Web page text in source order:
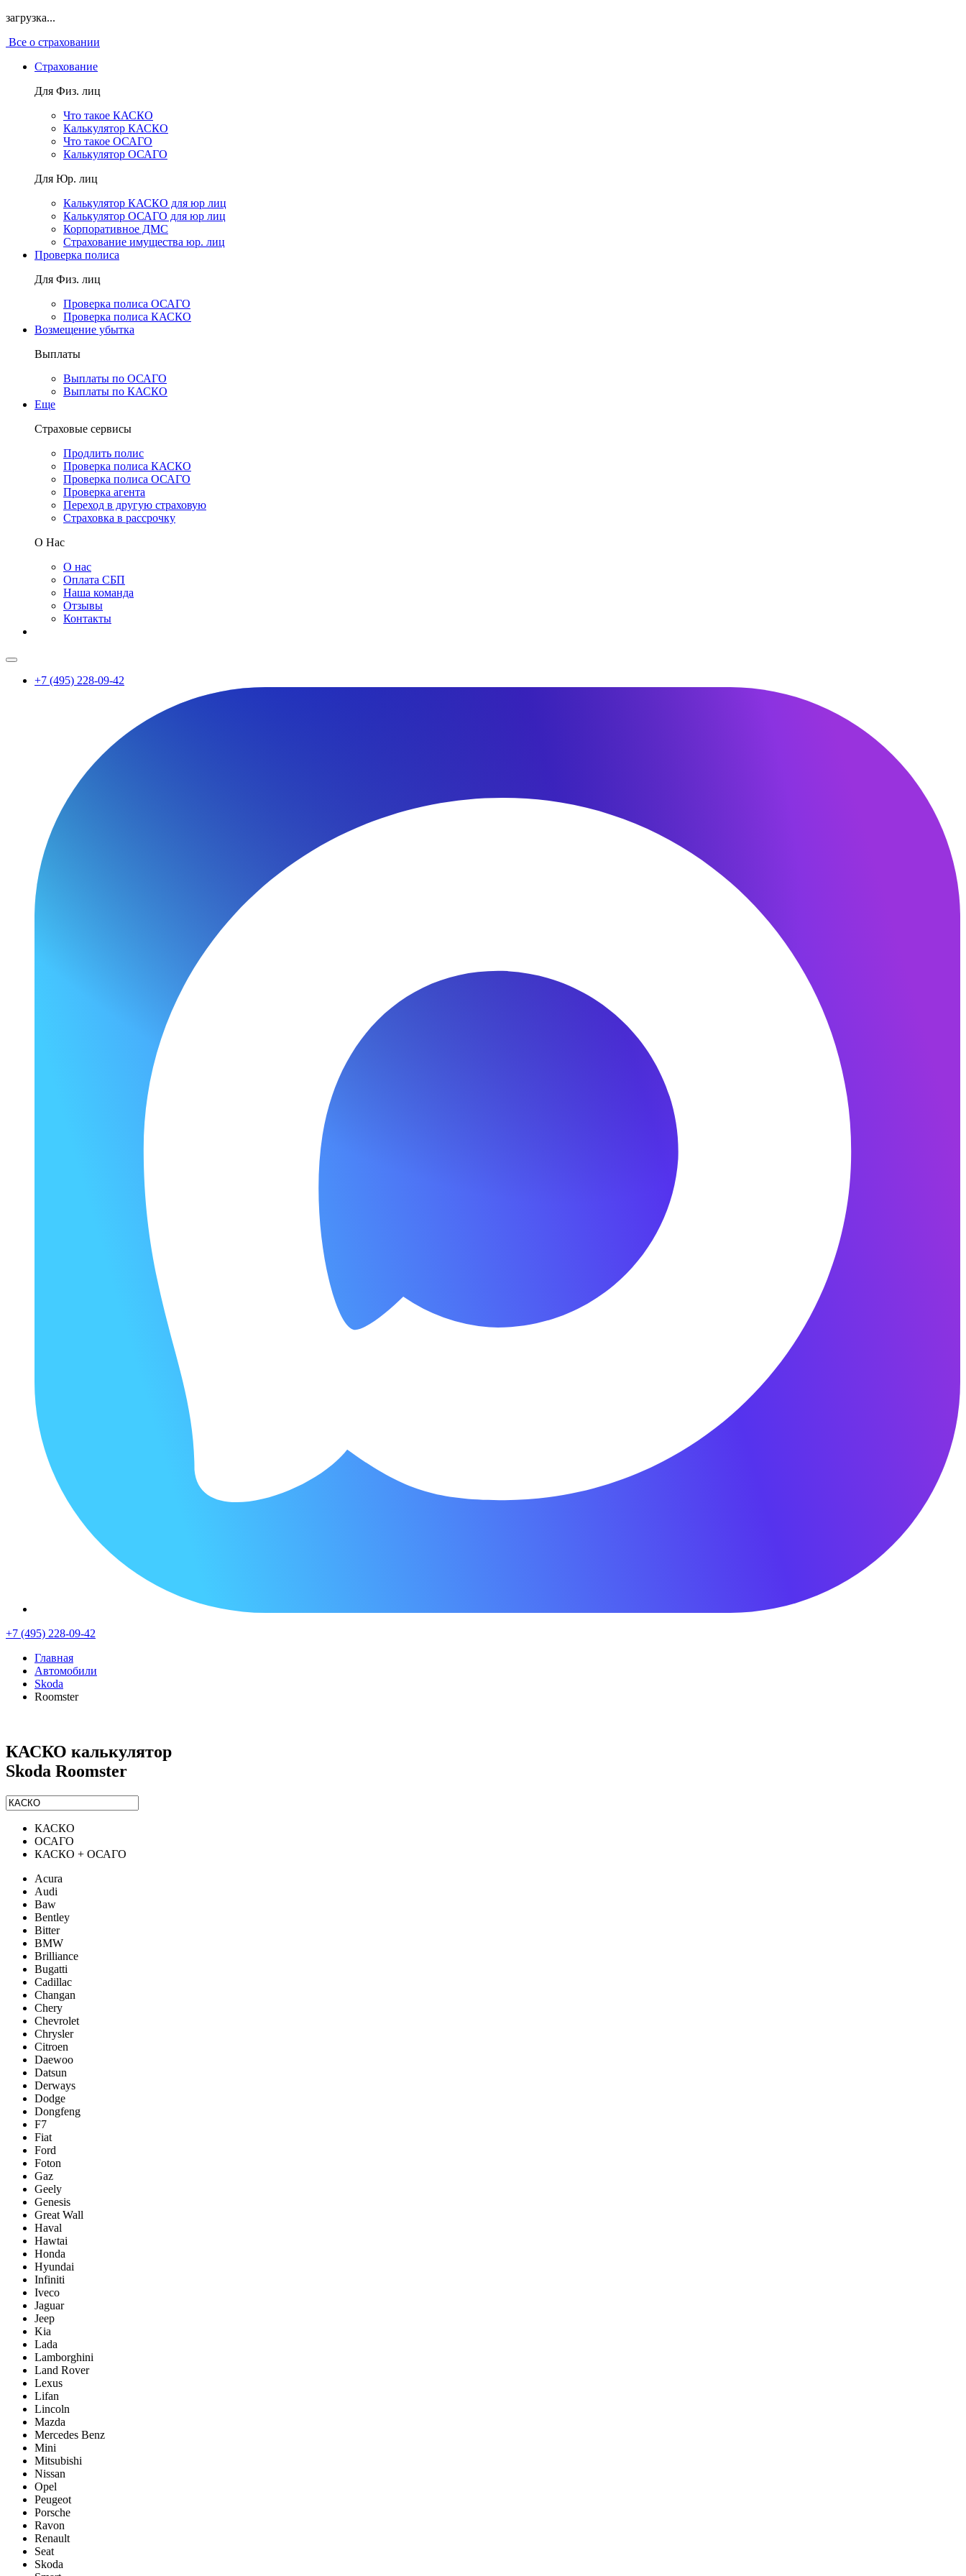
загрузка...
Все о страховании
Страхование
Для Физ. лиц
Что такое КАСКО
Калькулятор КАСКО
Что такое ОСАГО
Калькулятор ОСАГО
Для Юр. лиц
Калькулятор КАСКО для юр лиц
Калькулятор ОСАГО для юр лиц
Корпоративное ДМС
Страхование имущества юр. лиц
Проверка полиса
Для Физ. лиц
Проверка полиса ОСАГО
Проверка полиса КАСКО
Возмещение убытка
Выплаты
Выплаты по ОСАГО
Выплаты по КАСКО
Еще
Страховые сервисы
Продлить полис
Проверка полиса КАСКО
Проверка полиса ОСАГО
Проверка агента
Переход в другую страховую
Страховка в рассрочку
О Нас
О нас
Оплата СБП
Наша команда
Отзывы
Контакты
+7 (495) 228-09-42
+7 (495) 228-09-42
Главная
Автомобили
Skoda
Roomster
КАСКО калькулятор
Skoda Roomster
КАСКО
ОСАГО
КАСКО + ОСАГО
Acura
Audi
Baw
Bentley
Bitter
BMW
Brilliance
Bugatti
Cadillac
Changan
Chery
Chevrolet
Chrysler
Citroen
Daewoo
Datsun
Derways
Dodge
Dongfeng
F7
Fiat
Ford
Foton
Gaz
Geely
Genesis
Great Wall
Haval
Hawtai
Honda
Hyundai
Infiniti
Iveco
Jaguar
Jeep
Kia
Lada
Lamborghini
Land Rover
Lexus
Lifan
Lincoln
Mazda
Mercedes Benz
Mini
Mitsubishi
Nissan
Opel
Peugeot
Porsche
Ravon
Renault
Seat
Skoda